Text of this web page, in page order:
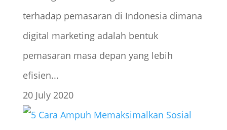
terhadap pemasaran di Indonesia dimana
digital marketing adalah bentuk
pemasaran masa depan yang lebih
efisien...
20 July 2020